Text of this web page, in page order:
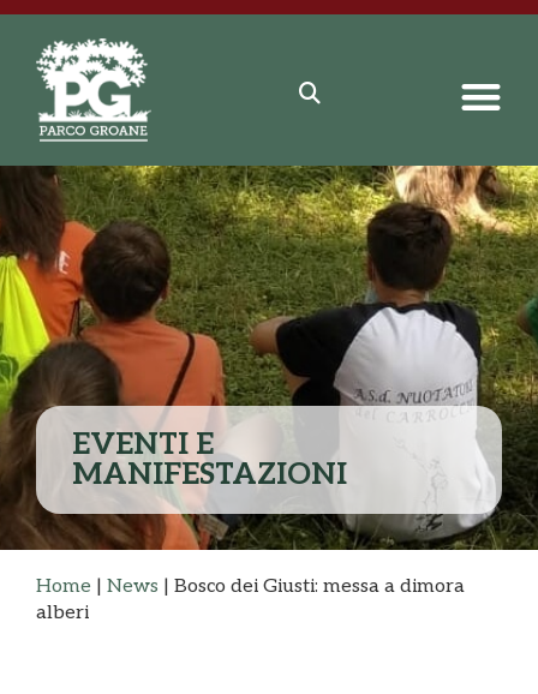
EVENTI E
MANIFESTAZIONI
Home | News | Bosco dei Giusti: messa a dimora
alberi